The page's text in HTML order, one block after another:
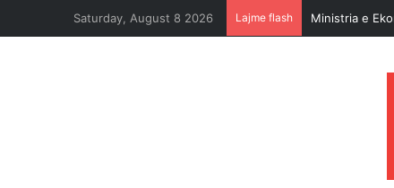
Saturday, August 8 2026 Lajme flash Ministria e